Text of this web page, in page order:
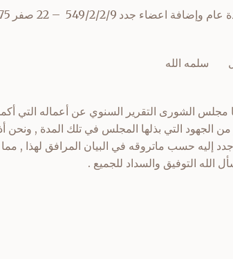
جدد 549/2/2/9 – 22 صفر 1375
سلمه الله
الجهود التي بذلها المجلس في تلك المدة , ونحن
إليه حسب ماتروقه في البيان المرافق لهذا ,
الله التوفيق والسداد للجميع .